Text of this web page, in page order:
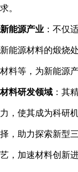
求。
新能源产业 ：不仅
新能源材料的煅烧
材料等，为新能源
材料研发领域 ：其
力，使其成为科研
择，助力探索新型
艺，加速材料创新进